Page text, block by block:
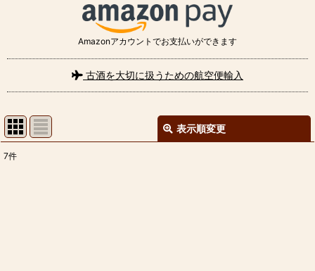
Amazonアカウントでお支払いができます
古酒を大切に扱うための航空便輸入
表示順変更
7件